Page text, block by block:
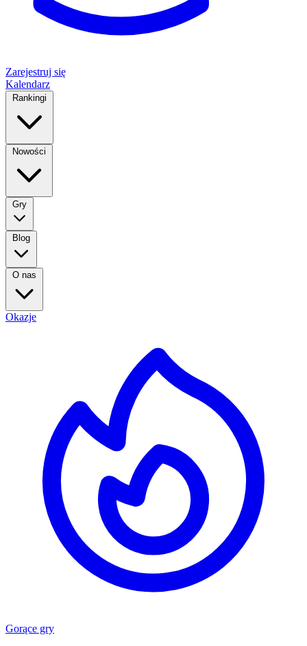
Zarejestruj się
Kalendarz
Rankingi
Nowości
Gry
Blog
O nas
Okazje
Gorące gry